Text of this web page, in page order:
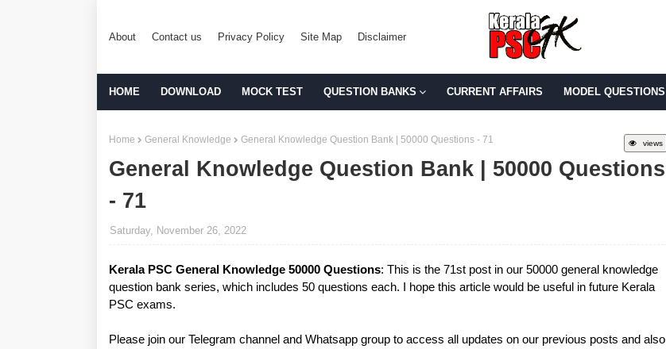
About Contact us Privacy Policy Site Map Disclaimer
HOME DOWNLOAD MOCK TEST QUESTION BANKS CURRENT AFFAIRS MODEL QUESTIONS
views
Home General Knowledge General Knowledge Question Bank | 50000 Questions - 71
General Knowledge Question Bank | 50000 Questions
- 71
Saturday, November 26, 2022
Kerala PSC General Knowledge 50000 Questions: This is the 71st post in our 50000 general knowledge
question bank series, which includes 50 questions each. I hope this article would be useful in future Kerala
PSC exams.
Please join our Telegram channel and Whatsapp group to access all updates on our previous posts and also